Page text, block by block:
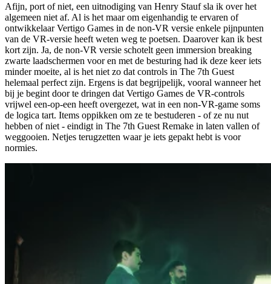
Afijn, port of niet, een uitnodiging van Henry Stauf sla ik over het
algemeen niet af. Al is het maar om eigenhandig te ervaren of
ontwikkelaar Vertigo Games in de non-VR versie enkele pijnpunten
van de VR-versie heeft weten weg te poetsen. Daarover kan ik best
kort zijn. Ja, de non-VR versie schotelt geen immersion breaking
zwarte laadschermen voor en met de besturing had ik deze keer iets
minder moeite, al is het niet zo dat controls in The 7th Guest
helemaal perfect zijn. Ergens is dat begrijpelijk, vooral wanneer het
bij je begint door te dringen dat Vertigo Games de VR-controls
vrijwel een-op-een heeft overgezet, wat in een non-VR-game soms
de logica tart. Items oppikken om ze te bestuderen - of ze nu nut
hebben of niet - eindigt in The 7th Guest Remake in laten vallen of
weggooien. Netjes terugzetten waar je iets gepakt hebt is voor
normies.